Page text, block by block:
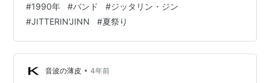
ント』を聴いてから敬遠するようになってしまったの
で、この『夏祭り』には行きつかないまま今に至ってい
る。 改めて聴いてみると、ぶっきらぼうな歌唱も単調に
聴こえる演奏も、昔の夏休みを彷彿させてノスタルジッ
クな思いにさせてくれる。 君がいた夏は 遠い夢の中 空
#1990年 #バンド #ジッタリン・ジン
#JITTERIN'JINN #夏祭り
音波の薄皮 • 4年前